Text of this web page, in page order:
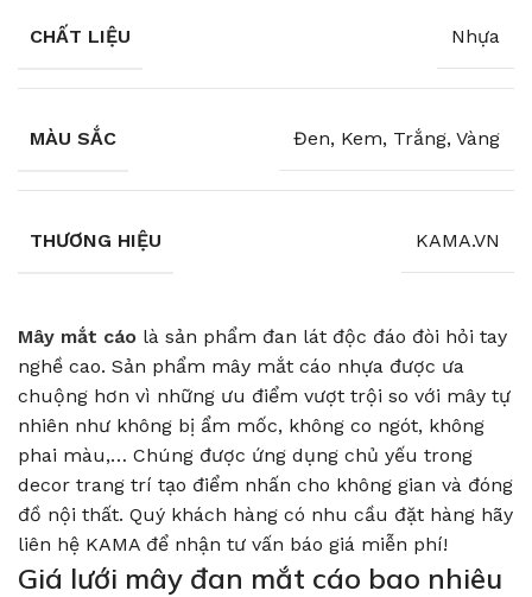
CHẤT LIỆU Nhựa
MÀU SẮC Đen, Kem, Trắng, Vàng
THƯƠNG HIỆU KAMA.VN
Mây mắt cáo là sản phẩm đan lát độc đáo đòi hỏi tay
nghề cao. Sản phẩm mây mắt cáo nhựa được ưa
chuộng hơn vì những ưu điểm vượt trội so với mây tự
nhiên như không bị ẩm mốc, không co ngót, không
phai màu,… Chúng được ứng dụng chủ yếu trong
decor trang trí tạo điểm nhấn cho không gian và đóng
đồ nội thất. Quý khách hàng có nhu cầu đặt hàng hãy
liên hệ KAMA để nhận tư vấn báo giá miễn phí!
Giá lưới mây đan mắt cáo bao nhiêu